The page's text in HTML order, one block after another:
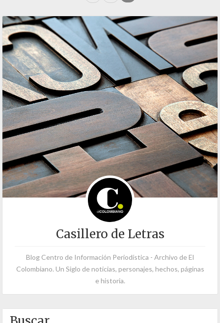
Casillero de Letras
Blog Centro de Información Periodística - Archivo de El
Colombiano. Un Siglo de noticias, personajes, hechos, páginas
e historia.